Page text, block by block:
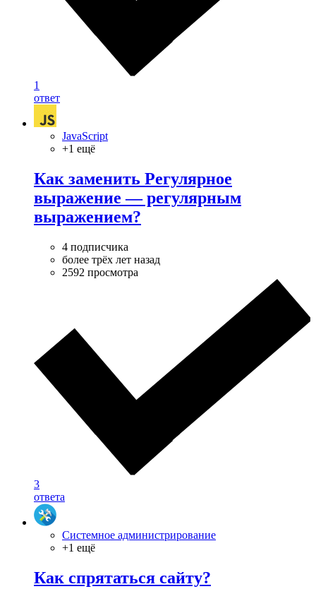
1
ответ
JavaScript
+1 ещё
Как заменить Регулярное
выражение — регулярным
выражением?
4 подписчика
более трёх лет назад
2592 просмотра
3
ответа
Системное администрирование
+1 ещё
Как спрятаться сайту?